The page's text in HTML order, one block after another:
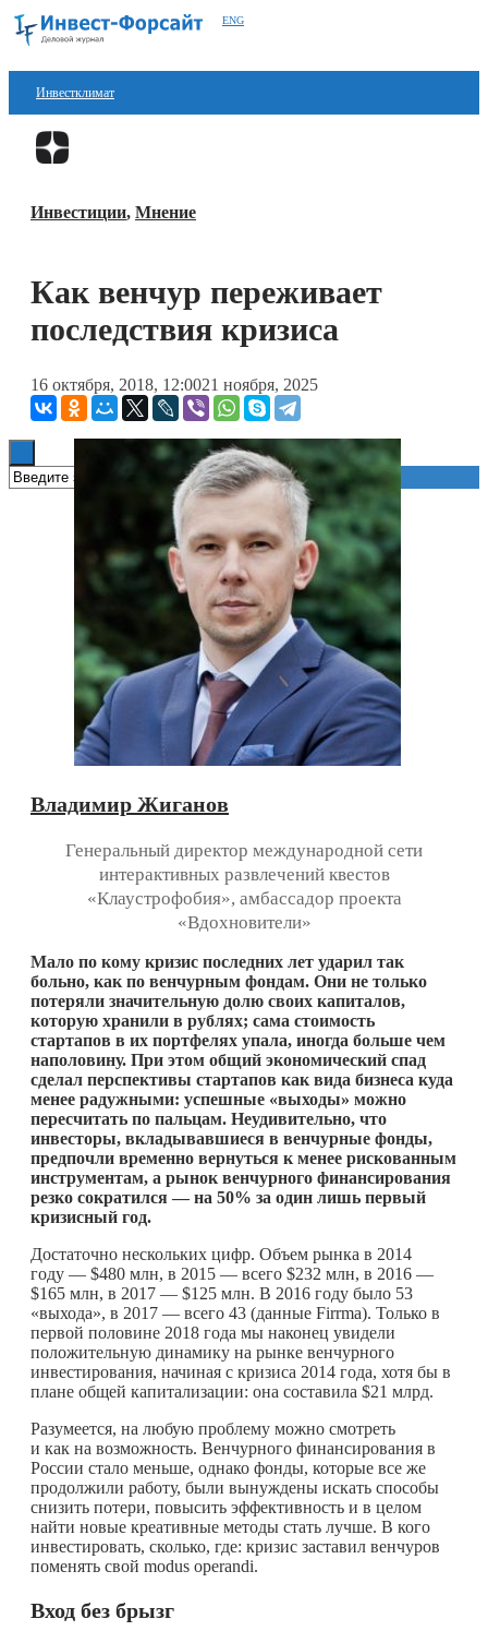
ENG
Инвестклимат
Финансы
Блокчейн
Книги
Инвестиции, Мнение
Как венчур переживает
последствия кризиса
16 октября, 2018, 12:0021 ноября, 2025
Владимир Жиганов
Генеральный директор международной сети
интерактивных развлечений квестов
«Клаустрофобия», амбассадор проекта
«Вдохновители»
Мало по кому кризис последних лет ударил так
больно, как по венчурным фондам. Они не только
потеряли значительную долю своих капиталов,
которую хранили в рублях; сама стоимость
стартапов в их портфелях упала, иногда больше чем
наполовину. При этом общий экономический спад
сделал перспективы стартапов как вида бизнеса куда
менее радужными: успешные «выходы» можно
пересчитать по пальцам. Неудивительно, что
инвесторы, вкладывавшиеся в венчурные фонды,
предпочли временно вернуться к менее рискованным
инструментам, а рынок венчурного финансирования
резко сократился — на 50% за один лишь первый
кризисный год.
Достаточно нескольких цифр. Объем рынка в 2014
году — $480 млн, в 2015 — всего $232 млн, в 2016 —
$165 млн, в 2017 — $125 млн. В 2016 году было 53
«выхода», в 2017 — всего 43 (данные Firrma). Только в
первой половине 2018 года мы наконец увидели
положительную динамику на рынке венчурного
инвестирования, начиная с кризиса 2014 года, хотя бы в
плане общей капитализации: она составила $21 млрд.
Разумеется, на любую проблему можно смотреть
и как на возможность. Венчурного финансирования в
России стало меньше, однако фонды, которые все же
продолжили работу, были вынуждены искать способы
снизить потери, повысить эффективность и в целом
найти новые креативные методы стать лучше. В кого
инвестировать, сколько, где: кризис заставил венчуров
поменять свой modus operandi.
Вход без брызг